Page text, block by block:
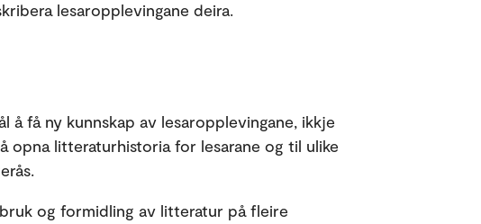
lesaropplevingane deira.
å få ny kunnskap av lesaropplevingane, ikkje
opna litteraturhistoria for lesarane og til ulike
og formidling av litteratur på fleire